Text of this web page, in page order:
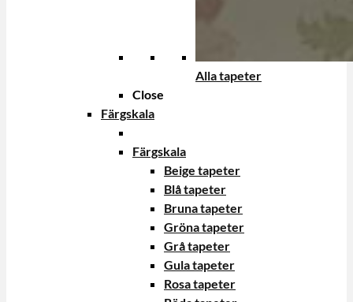
Alla tapeter
Close
Färgskala
Färgskala
Beige tapeter
Blå tapeter
Bruna tapeter
Gröna tapeter
Grå tapeter
Gula tapeter
Rosa tapeter